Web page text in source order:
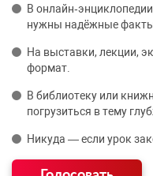
В
нужны надёжные
На выставки, лекции,
формат.
В библиотеку или
погрузиться в тему
Никуда — если урок